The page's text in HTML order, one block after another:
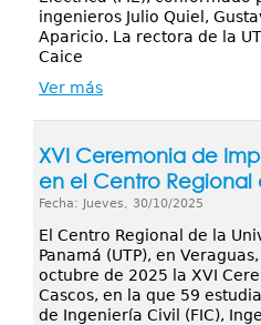
ingenieros Julio Quiel,
Aparicio. La rectora de la
Caice
Ver más
XVI Ceremonia de
en el Centro Regional
Fecha: Jueves, 30/10/2025
El Centro Regional de la
Panamá (UTP), en
octubre de 2025 la XVI
Cascos, en la que 59
de Ingeniería Civil (FIC),